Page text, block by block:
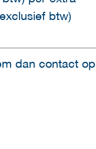
btw)
dan contact op